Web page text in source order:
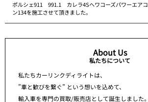
ポルシェ911 991.1 カレラ4Sへワコーズパワーエアコ
ン134を施工させて頂きました。
About Us
私たちについて
私たちカーリンクディライトは、
”車と歓びを繋ぐ” という想いを込めて、
輸入車を専門の買取/販売店として誕生しました。